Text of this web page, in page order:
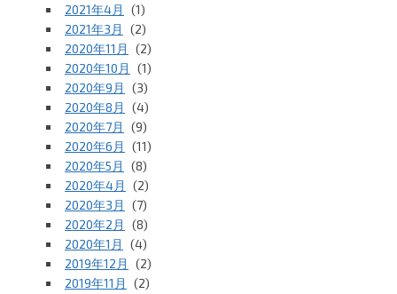
2021年4月
(1)
2021年3月
(2)
2020年11月
(2)
2020年10月
(1)
2020年9月
(3)
2020年8月
(4)
2020年7月
(9)
2020年6月
(11)
2020年5月
(8)
2020年4月
(2)
2020年3月
(7)
2020年2月
(8)
2020年1月
(4)
2019年12月
(2)
2019年11月
(2)